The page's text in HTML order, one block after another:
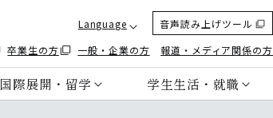
Language
音声読み上げツール
卒業生の方 一般・企業の方 報道・メディア関係の方
国際展開・留学 学生生活・就職